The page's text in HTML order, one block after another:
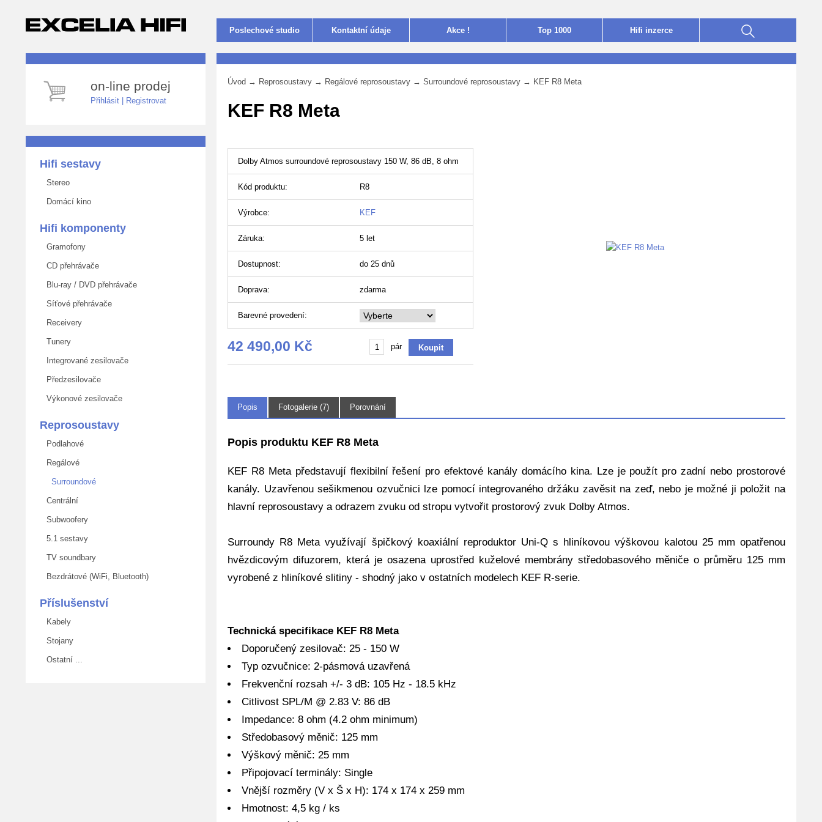
Poslechové studio Kontaktní údaje Akce ! Top 1000 Hifi inzerce
on-line prodej
Přihlásit Registrovat
Hifi sestavy
Stereo
Domácí kino
Hifi komponenty
Gramofony
CD přehrávače
Blu-ray / DVD přehrávače
Síťové přehrávače
Receivery
Tunery
Integrované zesilovače
Předzesilovače
Výkonové zesilovače
Reprosoustavy
Podlahové
Regálové
Surroundové
Centrální
Subwoofery
5.1 sestavy
TV soundbary
Bezdrátové (WiFi, Bluetooth)
Příslušenství
Kabely
Stojany
Ostatní ...
Úvod → Reprosoustavy → Regálové reprosoustavy → Surroundové reprosoustavy → KEF R8 Meta
KEF R8 Meta
Dolby Atmos surroundové reprosoustavy 150 W, 86 dB, 8 ohm
Kód produktu: R8
Výrobce: KEF
Záruka: 5 let
Dostupnost: do 25 dnů
Doprava: zdarma
Barevné provedení:
42 490,00 Kč pár
Popis Fotogalerie (7) Porovnání
Popis produktu KEF R8 Meta
KEF R8 Meta představují flexibilní řešení pro efektové kanály domácího kina. Lze je použít pro zadní nebo prostorové
kanály. Uzavřenou sešikmenou ozvučnici lze pomocí integrovaného držáku zavěsit na zeď, nebo je možné ji položit na
hlavní reprosoustavy a odrazem zvuku od stropu vytvořit prostorový zvuk Dolby Atmos.
Surroundy R8 Meta využívají špičkový koaxiální reproduktor Uni-Q s hliníkovou výškovou kalotou 25 mm opatřenou
hvězdicovým difuzorem, která je osazena uprostřed kuželové membrány středobasového měniče o průměru 125 mm
vyrobené z hliníkové slitiny - shodný jako v ostatních modelech KEF R-serie.
Technická specifikace KEF R8 Meta
Doporučený zesilovač: 25 - 150 W
Typ ozvučnice: 2-pásmová uzavřená
Frekvenční rozsah +/- 3 dB: 105 Hz - 18.5 kHz
Citlivost SPL/M @ 2.83 V: 86 dB
Impedance: 8 ohm (4.2 ohm minimum)
Středobasový měnič: 125 mm
Výškový měnič: 25 mm
Připojovací terminály: Single
Vnější rozměry (V x Š x H): 174 x 174 x 259 mm
Hmotnost: 4,5 kg / ks